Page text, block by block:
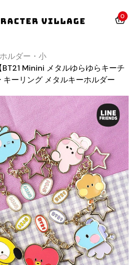
0
ルダー・小
BT21 Minini メタルゆらゆらキーチ
キーリング メタルキーホルダー